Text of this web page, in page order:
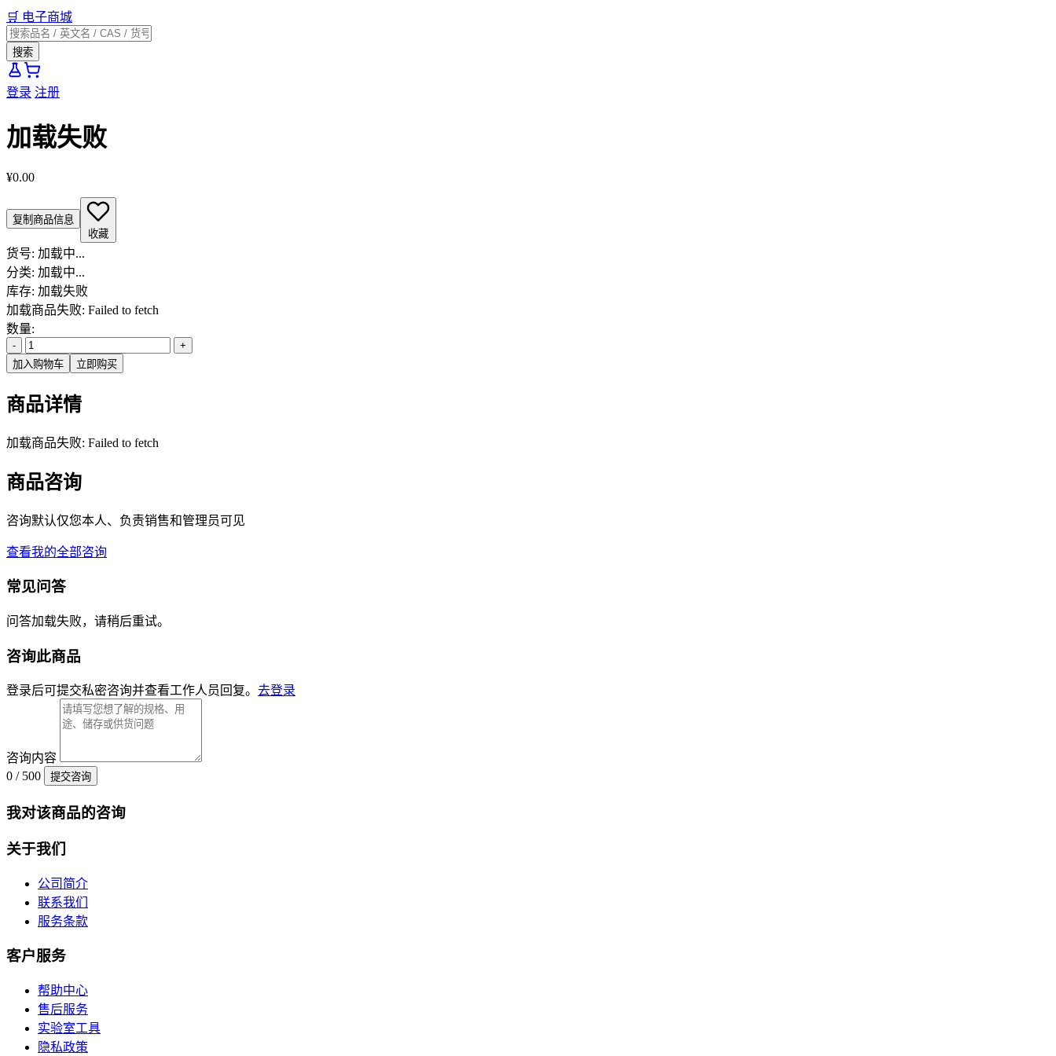
🛒 电子商城
搜索
登录 注册
加载失败
¥0.00
复制商品信息
收藏
货号: 加载中...
分类: 加载中...
库存: 加载失败
加载商品失败: Failed to fetch
数量:
-
+
加入购物车
立即购买
商品详情
加载商品失败: Failed to fetch
商品咨询
咨询默认仅您本人、负责销售和管理员可见
查看我的全部咨询
常见问答
问答加载失败，请稍后重试。
咨询此商品
登录后可提交私密咨询并查看工作人员回复。 去登录
咨询内容
0 / 500
提交咨询
我对该商品的咨询
关于我们
公司简介
联系我们
服务条款
客户服务
帮助中心
售后服务
实验室工具
隐私政策